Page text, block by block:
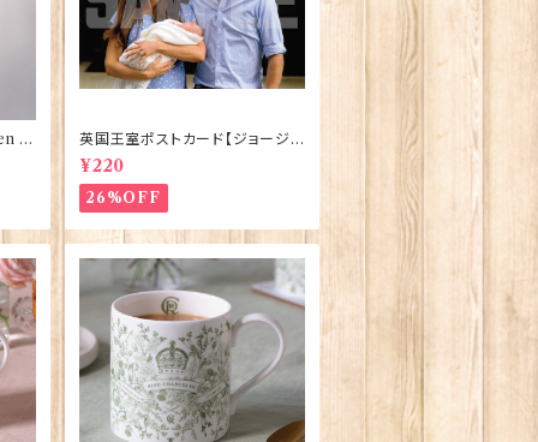
El
英国王室ポストカード【ジョージ
王子ご誕生】Pageantry Postca
rd 90183-JEF100
¥220
26%OFF